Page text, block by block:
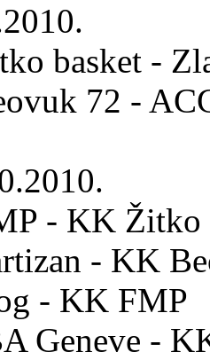
basket -
72 -
- KK Žitko
- KK
- KK FMP
Geneve -